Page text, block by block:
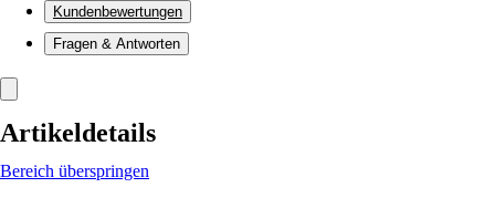
Kundenbewertungen
Fragen & Antworten
Artikeldetails
Bereich überspringen